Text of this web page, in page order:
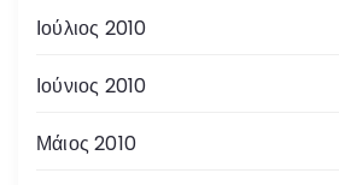
Ιούλιος 2010
Ιούνιος 2010
Μάιος 2010